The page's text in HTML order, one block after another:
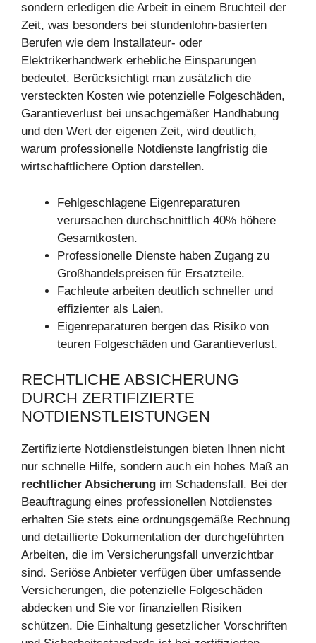
sondern erledigen die Arbeit in einem Bruchteil der
Zeit, was besonders bei stundenlohn-basierten
Berufen wie dem Installateur- oder
Elektrikerhandwerk erhebliche Einsparungen
bedeutet. Berücksichtigt man zusätzlich die
versteckten Kosten wie potenzielle Folgeschäden,
Garantieverlust bei unsachgemäßer Handhabung
und den Wert der eigenen Zeit, wird deutlich,
warum professionelle Notdienste langfristig die
wirtschaftlichere Option darstellen.
Fehlgeschlagene Eigenreparaturen
verursachen durchschnittlich 40% höhere
Gesamtkosten.
Professionelle Dienste haben Zugang zu
Großhandelspreisen für Ersatzteile.
Fachleute arbeiten deutlich schneller und
effizienter als Laien.
Eigenreparaturen bergen das Risiko von
teuren Folgeschäden und Garantieverlust.
RECHTLICHE ABSICHERUNG
DURCH ZERTIFIZIERTE
NOTDIENSTLEISTUNGEN
Zertifizierte Notdienstleistungen bieten Ihnen nicht
nur schnelle Hilfe, sondern auch ein hohes Maß an
rechtlicher Absicherung im Schadensfall. Bei der
Beauftragung eines professionellen Notdienstes
erhalten Sie stets eine ordnungsgemäße Rechnung
und detaillierte Dokumentation der durchgeführten
Arbeiten, die im Versicherungsfall unverzichtbar
sind. Seriöse Anbieter verfügen über umfassende
Versicherungen, die potenzielle Folgeschäden
abdecken und Sie vor finanziellen Risiken
schützen. Die Einhaltung gesetzlicher Vorschriften